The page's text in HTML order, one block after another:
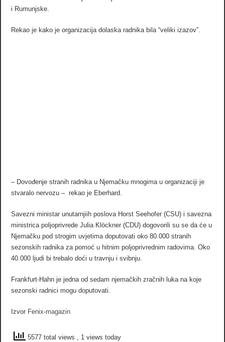
i Rumunjske.
Rekao je kako je organizacija dolaska radnika bila “veliki izazov”.
– Dovođenje stranih radnika u Njemačku mnogima u organizaciji je
stvaralo nervozu – rekao je Eberhard.
Savezni ministar unutarnjiih poslova Horst Seehofer (CSU) i savezna
ministrica poljoprivrede Julia Klöckner (CDU) dogovorili su se da će u
Njemačku pod strogim uvjetima doputovati oko 80.000 stranih
sezonskih radnika za pomoć u hitnim poljoprivrednim radovima. Oko
40.000 ljudi bi trebalo doći u travnju i svibnju.
Frankfurt-Hahn je jedna od sedam njemačkih zračnih luka na koje
sezonski radnici mogu doputovati.
Izvor Fenix-magazin
5577 total views , 1 views today